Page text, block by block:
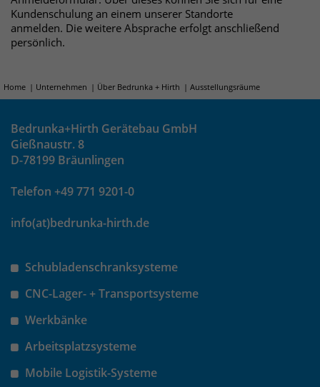
Kundenschulung an einem unserer Standorte
anmelden. Die weitere Absprache erfolgt anschließend
persönlich.
Home Unternehmen Über Bedrunka + Hirth Ausstellungsräume
Bedrunka+Hirth Gerätebau GmbH
Gießnaustr. 8
D-78199 Bräunlingen
Telefon +49 771 9201-0
info(at)bedrunka-hirth.de
Schubladenschranksysteme
CNC-Lager- + Transportsysteme
Werkbänke
Arbeitsplatzsysteme
Mobile Logistik-Systeme
Name _pk_cvar
Laufzeit 30 Minuten
Zweck
Das Cookie wird genutzt um temporär
Name _pk_hsr
Anbieter Matomo
Zweck
Das Cookie wird genutzt um temporär
Name _pk_testcookie